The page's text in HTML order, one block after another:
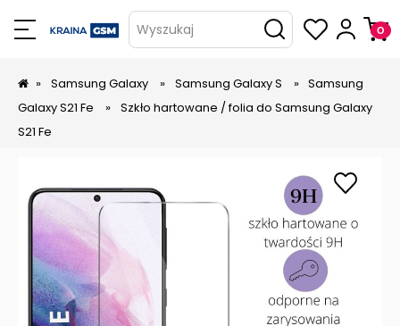
Wyszukaj
» Samsung Galaxy » Samsung Galaxy S » Samsung
Galaxy S21 Fe
» Szkło hartowane / folia do Samsung Galaxy
S21 Fe